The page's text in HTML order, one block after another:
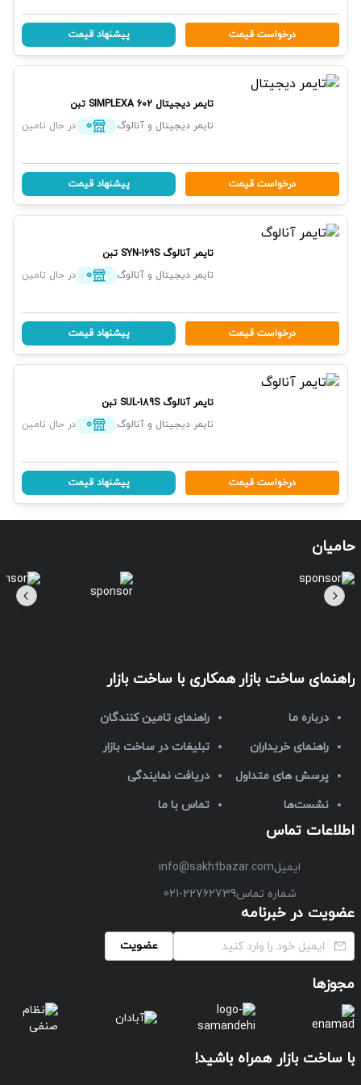
درخواست قیمت پیشنهاد قیمت
تایمر دیجیتال SIMPLEXA 602 تبن
تایمر دیجیتال و آنالوگ
0 در حال تامین
درخواست قیمت پیشنهاد قیمت
تایمر آنالوگ SYN-169S تبن
تایمر دیجیتال و آنالوگ
0 در حال تامین
درخواست قیمت پیشنهاد قیمت
تایمر آنالوگ SUL-189S تبن
تایمر دیجیتال و آنالوگ
0 در حال تامین
درخواست قیمت پیشنهاد قیمت
حامیان
راهنمای ساخت بازار
درباره ما
راهنمای خریداران
پرسش های متداول
نشست‌ها
همکاری با ساخت بازار
راهنمای تامین کنندگان
تبلیغات در ساخت بازار
دریافت نمایندگی
تماس با ما
اطلاعات تماس
ایمیلinfo@sakhtbazar.com
شماره تماس021-22762739
عضویت در خبرنامه
عضویت
مجوزها
با ساخت بازار همراه باشید!